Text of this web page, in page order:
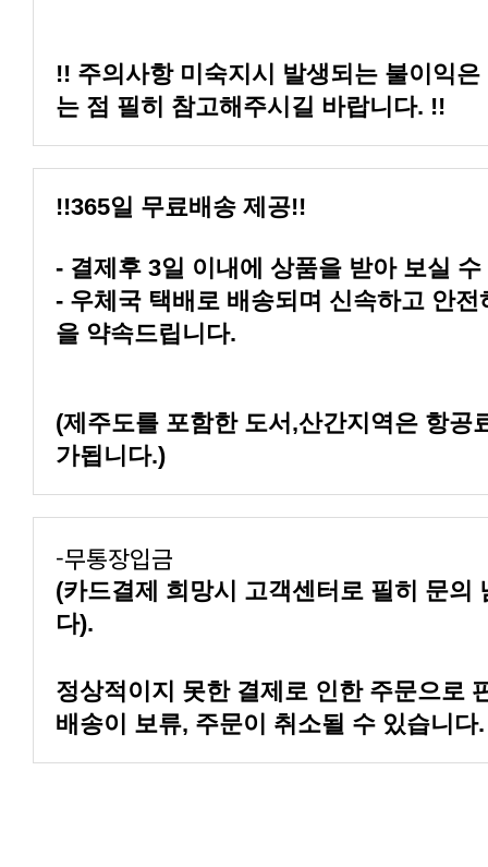
는 점 필히 참고해주시길 바랍니다. !!
!!365일 무료배송 제공!!
- 결제후 3일 이내에 상품을 받아 보실
을 약속드립니다.
가됩니다.)
-무통장입금
다).
배송이 보류, 주문이 취소될 수 있습니다.